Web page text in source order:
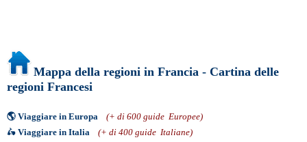
Mappa della regioni in Francia - Cartina delle
regioni Francesi
🌎 Viaggiare in Europa
(+ di 600 guide Europee)
🛵 Viaggiare in Italia
(+ di 400 guide Italiane)